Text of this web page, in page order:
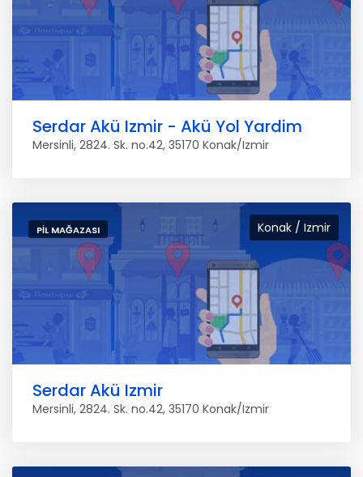
Serdar Akü Izmir - Akü Yol Yardim
Mersinli, 2824. Sk. no.42, 35170 Konak/Izmir
Konak / Izmir
PIL MAĞAZASI
Serdar Akü Izmir
Mersinli, 2824. Sk. no.42, 35170 Konak/Izmir